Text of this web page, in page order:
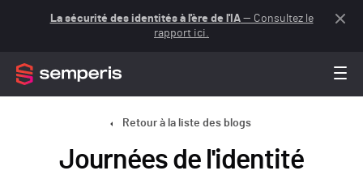
La sécurité des identités à l'ère de l'IA— Consultez le
rapport ici.
Retour à la liste des blogs
Journées de l'identité